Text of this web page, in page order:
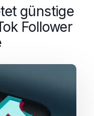
günstige
Follower